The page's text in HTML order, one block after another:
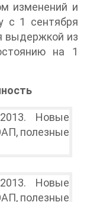
изменений и
с 1 сентября
выдержкой из
на 1